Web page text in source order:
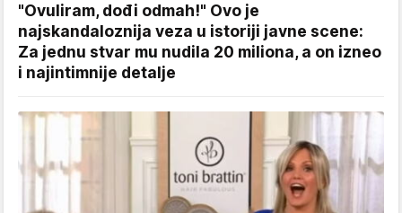
"Ovuliram, dođi odmah!" Ovo je
najskandaloznija veza u istoriji javne scene:
Za jednu stvar mu nudila 20 miliona, a on izneo
i najintimnije detalje